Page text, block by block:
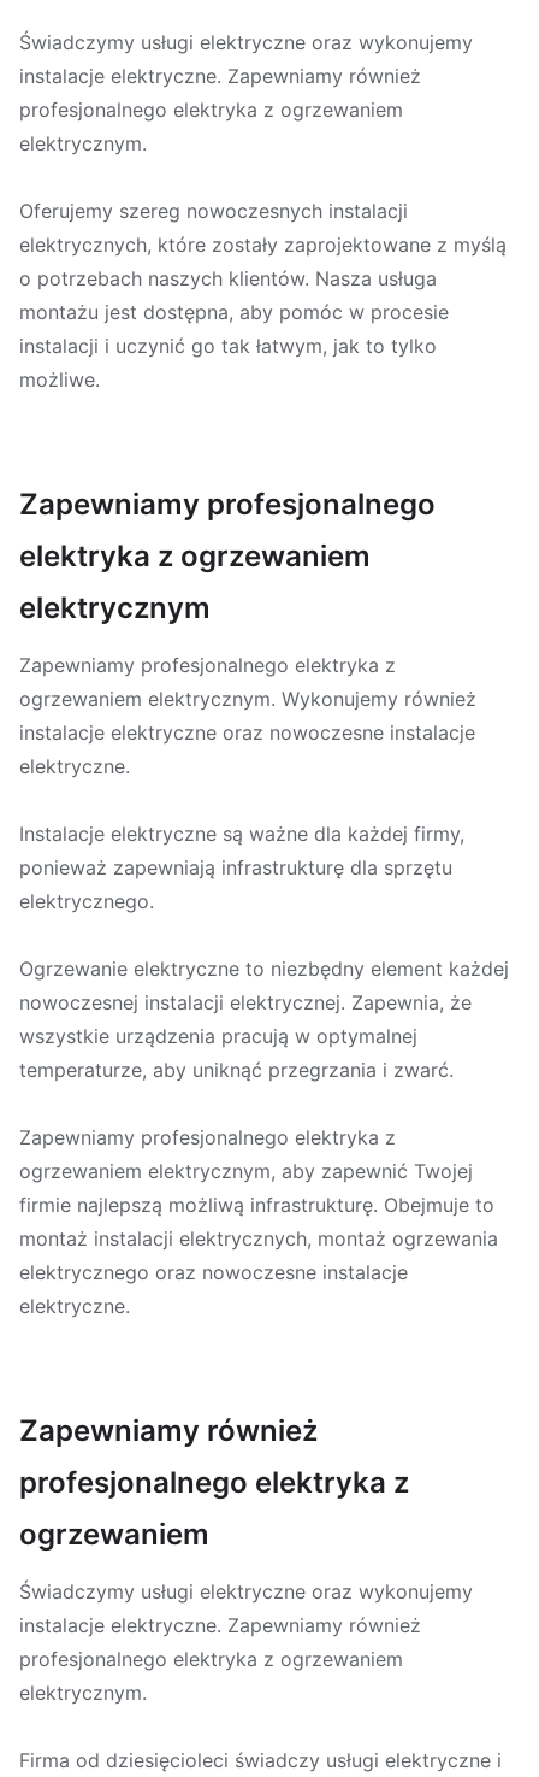
Świadczymy usługi elektryczne oraz wykonujemy
instalacje elektryczne. Zapewniamy również
profesjonalnego elektryka z ogrzewaniem
elektrycznym.
Oferujemy szereg nowoczesnych instalacji
elektrycznych, które zostały zaprojektowane z myślą
o potrzebach naszych klientów. Nasza usługa
montażu jest dostępna, aby pomóc w procesie
instalacji i uczynić go tak łatwym, jak to tylko
możliwe.
Zapewniamy profesjonalnego
elektryka z ogrzewaniem
elektrycznym
Zapewniamy profesjonalnego elektryka z
ogrzewaniem elektrycznym. Wykonujemy również
instalacje elektryczne oraz nowoczesne instalacje
elektryczne.
Instalacje elektryczne są ważne dla każdej firmy,
ponieważ zapewniają infrastrukturę dla sprzętu
elektrycznego.
Ogrzewanie elektryczne to niezbędny element każdej
nowoczesnej instalacji elektrycznej. Zapewnia, że
wszystkie urządzenia pracują w optymalnej
temperaturze, aby uniknąć przegrzania i zwarć.
Zapewniamy profesjonalnego elektryka z
ogrzewaniem elektrycznym, aby zapewnić Twojej
firmie najlepszą możliwą infrastrukturę. Obejmuje to
montaż instalacji elektrycznych, montaż ogrzewania
elektrycznego oraz nowoczesne instalacje
elektryczne.
Zapewniamy również
profesjonalnego elektryka z
ogrzewaniem
Świadczymy usługi elektryczne oraz wykonujemy
instalacje elektryczne. Zapewniamy również
profesjonalnego elektryka z ogrzewaniem
elektrycznym.
Firma od dziesięcioleci świadczy usługi elektryczne i